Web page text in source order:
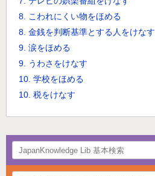
8. こわれにくい物をほめる
8. 金銭を判断基準とする人をけなす
9. 涙をほめる
9. うわさをけなす
10. 学校をほめる
10. 税をけなす